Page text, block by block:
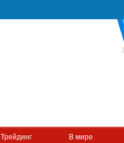
Трейдинг В мире